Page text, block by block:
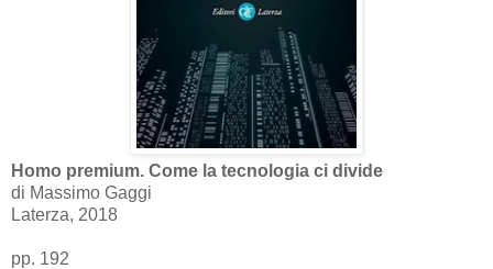
Homo premium. Come la tecnologia ci divide
di Massimo Gaggi
Laterza, 2018
pp. 192